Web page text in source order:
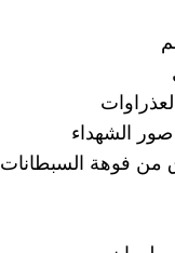
الشهداء
من فوهة السبطانات